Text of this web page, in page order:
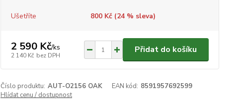
Ušetříte 800 Kč (24% sleva)
2 590 Kč/ks
2 140 Kč bez DPH
Přidat do košíku
Číslo produktu: AUT-O2156 OAK EAN kód: 8591957692599
Hlídat cenu / dostupnost